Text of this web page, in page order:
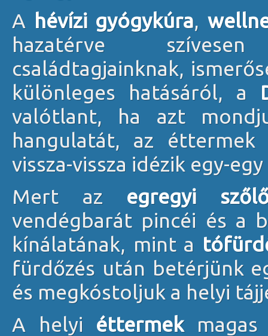
A hévízi gyógykúra,
hazatérve
családtagjainknak,
különleges hatásáról, a
valótlant, ha azt
hangulatát, az
vissza-vissza idézik egy-
Mert az egregyi
vendégbarát pincéi és a
kínálatának, mint a
fürdőzés után betérjünk
és megkóstoljuk a helyi
A helyi éttermekmagas